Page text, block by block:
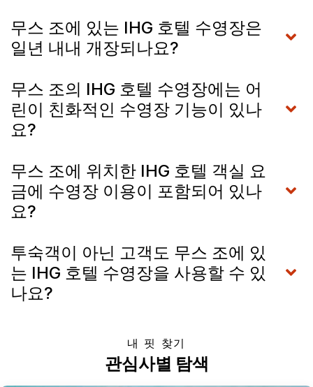
무스 조에 있는 IHG 호텔 수영장은
일년 내내 개장되나요?
무스 조의 IHG 호텔 수영장에는 어
린이 친화적인 수영장 기능이 있나
요?
무스 조에 위치한 IHG 호텔 객실 요
금에 수영장 이용이 포함되어 있나
요?
투숙객이 아닌 고객도 무스 조에 있
는 IHG 호텔 수영장을 사용할 수 있
나요?
내 핏 찾기
관심사별 탐색